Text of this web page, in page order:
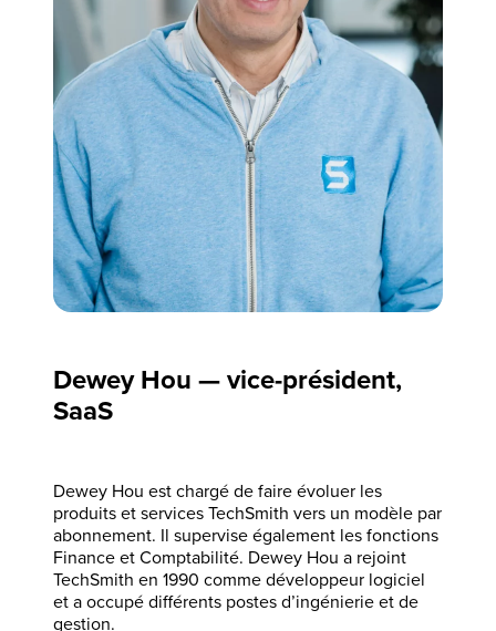
Dewey Hou — vice-président,
SaaS
Dewey Hou est chargé de faire évoluer les
produits et services TechSmith vers un modèle par
abonnement. Il supervise également les fonctions
Finance et Comptabilité. Dewey Hou a rejoint
TechSmith en 1990 comme développeur logiciel
et a occupé différents postes d’ingénierie et de
gestion.